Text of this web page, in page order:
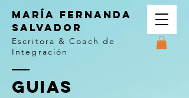
MARÍA FERNANDA
SALVADOR
Escritora & Coach de
Integración
GUIAS